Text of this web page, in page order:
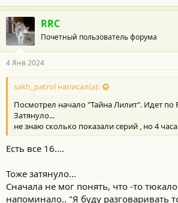
RRC
Почетный пользователь форума
4 Янв 2024
sakh_patrol написал(а):
Посмотрел начало "Тайна Лилит". Идет по
Затянуло...
не знаю сколько показали серий , но 4
Есть все 16....
Тоже затянуло...
Сначала не мог понять, что -то
напоминало.. "Я буду разговаривать